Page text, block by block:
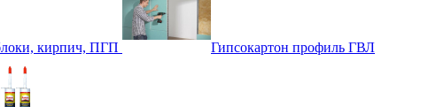
кирпич, ПГП Гипсокартон профиль ГВЛ